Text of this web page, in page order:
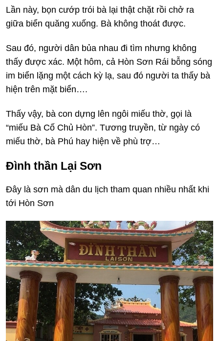
Lần này, bọn cướp trói bà lại thật chặt rồi chở ra
giữa biển quăng xuống. Bà không thoát được.
Sau đó, người dân bủa nhau đi tìm nhưng không
thấy được xác. Một hôm, cả Hòn Sơn Rái bỗng sóng
im biển lặng một cách kỳ lạ, sau đó người ta thấy bà
hiện trên mặt biển….
Thấy vậy, bà con dựng lên ngôi miếu thờ, gọi là
“miếu Bà Cố Chủ Hòn”. Tương truyền, từ ngày có
miếu thờ, bà Phú hay hiện về phù trợ…
Đình thần Lại Sơn
Đây là sơn mà dân du lịch tham quan nhiều nhất khi
tới Hòn Sơn